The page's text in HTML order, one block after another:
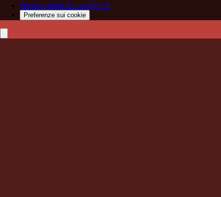
Dichiarazione di accessibilità
Preferenze sui cookie